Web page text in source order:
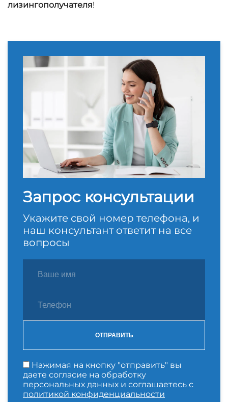
лизингополучателя!
Запрос консультации
Укажите свой номер телефона, и
наш консультант ответит на все
вопросы
ОТПРАВИТЬ
Нажимая на кнопку "отправить" вы
даете согласие на обработку
персональных данных и соглашаетесь с
политикой конфиденциальности